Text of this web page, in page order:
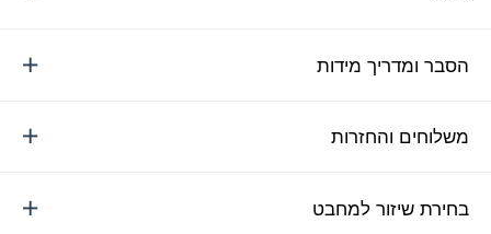
הסבר ומדריך מידות
משלוחים והחזרות
בחירת שיזור למחבט